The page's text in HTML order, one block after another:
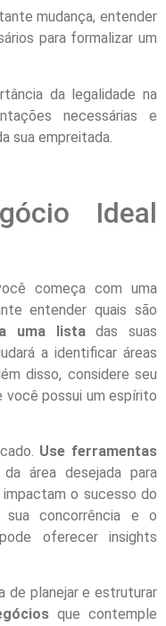
mudança, entender
para formalizar um
da legalidade na
necessárias e
sua empreitada.
Ideal
começa com uma
entender quais são
uma listadas suas
a identificar áreas
disso, considere seu
você possui um espírito
Use ferramentas
área desejada para
o sucesso do
concorrência e o
oferecer insights
de planejar e estruturar
que contemple